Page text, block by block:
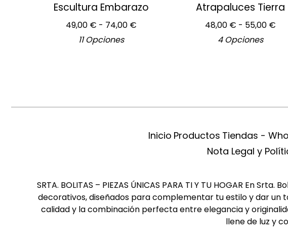
Escultura Embarazo
49,00 € - 74,00 €
11 Opciones
Atrapaluces Tierra
48,00 € - 55,00 €
4 Opciones
Inicio Productos Tiendas -
Nota Legal y
SRTA. BOLITAS – PIEZAS ÚNICAS PARA TI Y TU HOGAR En
decorativos, diseñados para complementar tu estilo y dar un
calidad y la combinación perfecta entre elegancia y
llene de luz y